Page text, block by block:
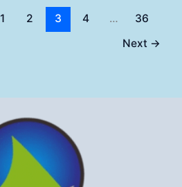
1 2 3 4 …
36
Next →